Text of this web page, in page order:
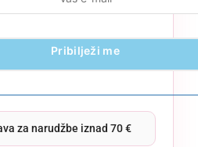
Pribilježi me
za narudžbe iznad 70 €